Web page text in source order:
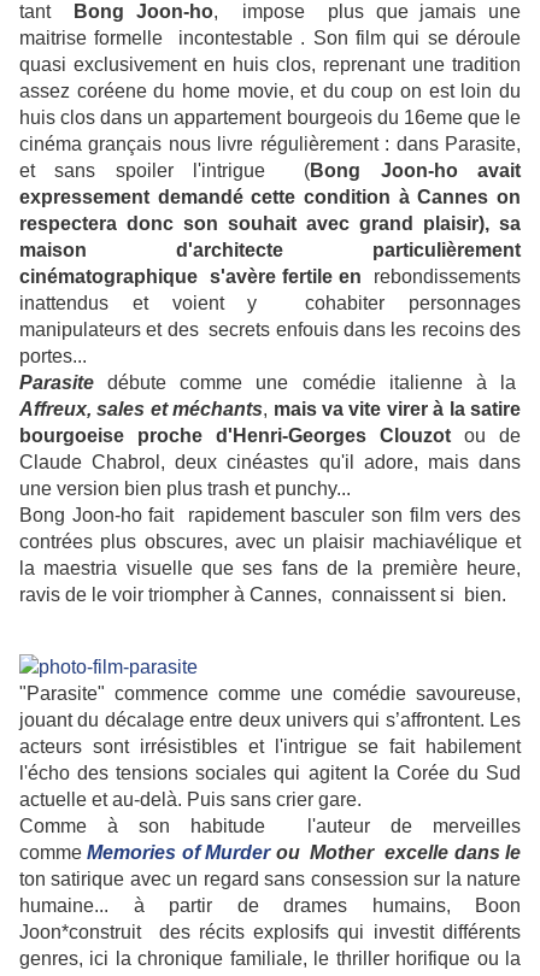
tant
Bong Joon-ho, impose plus que jamais une
maitrise formelle incontestable . Son film qui se déroule
quasi exclusivement en huis clos, reprenant une tradition
assez coréene du home movie, et du coup on est loin du
huis clos dans un appartement bourgeois du 16eme que le
cinéma grançais nous livre régulièrement : dans Parasite,
et sans spoiler l'intrigue (Bong Joon-ho avait
expressement demandé cette condition à Cannes on
respectera donc son souhait avec grand plaisir), sa
maison d'architecte particulièrement
cinématographique s'avère fertile en
rebondissements
inattendus et voient y cohabiter personnages
manipulateurs et des secrets enfouis dans les recoins des
portes...
Parasitedébute comme une comédie italienne à la
Affreux, sales et méchants, mais va vite virer à la satire
bourgoeise proche d'Henri-Georges Clouzot ou de
Claude Chabrol, deux cinéastes qu'il adore, mais dans
une version bien plus trash et punchy...
Bong Joon-ho fait rapidement basculer son film vers des
contrées plus obscures, avec un plaisir machiavélique et
la maestria visuelle que ses fans de la première heure,
ravis de le voir triompher à Cannes, connaissent si bien.
"Parasite" commence comme une comédie savoureuse,
jouant du décalage entre deux univers qui s’affrontent. Les
acteurs sont irrésistibles et l'intrigue se fait habilement
l'écho des tensions sociales qui agitent la Corée du Sud
actuelle et au-delà. Puis sans crier gare.
Comme à son habitude l'auteur de merveilles
commeMemories of Murder ou Mother excelle dans le
ton satirique avec un regard sans consession sur la nature
humaine... à partir de drames humains, Boon
Joon*construit des récits explosifs qui investit différents
genres, ici la chronique familiale, le thriller horifique ou la